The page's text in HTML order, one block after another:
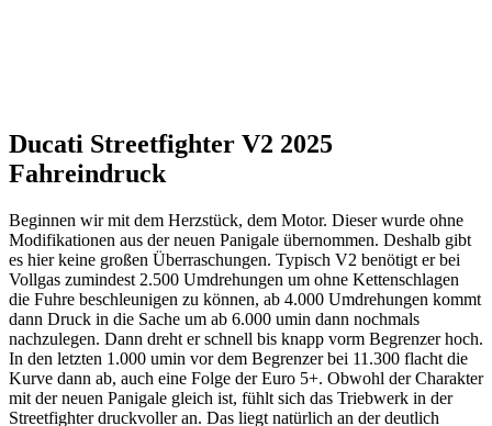
Ducati Streetfighter V2 2025
Fahreindruck
Beginnen wir mit dem Herzstück, dem Motor. Dieser wurde ohne
Modifikationen aus der neuen Panigale übernommen. Deshalb gibt
es hier keine großen Überraschungen. Typisch V2 benötigt er bei
Vollgas zumindest 2.500 Umdrehungen um ohne Kettenschlagen
die Fuhre beschleunigen zu können, ab 4.000 Umdrehungen kommt
dann Druck in die Sache um ab 6.000 umin dann nochmals
nachzulegen. Dann dreht er schnell bis knapp vorm Begrenzer hoch.
In den letzten 1.000 umin vor dem Begrenzer bei 11.300 flacht die
Kurve dann ab, auch eine Folge der Euro 5+. Obwohl der Charakter
mit der neuen Panigale gleich ist, fühlt sich das Triebwerk in der
Streetfighter druckvoller an. Das liegt natürlich an der deutlich